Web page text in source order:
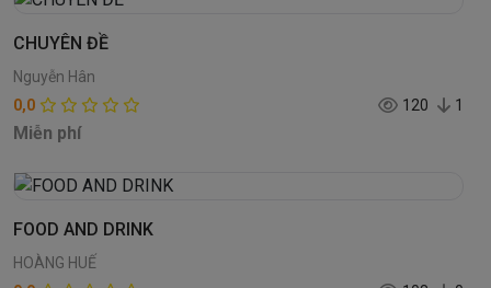
CHUYÊN ĐỀ
Nguyễn Hân
0,0
120 1
Miễn phí
FOOD AND DRINK
HOÀNG HUẾ